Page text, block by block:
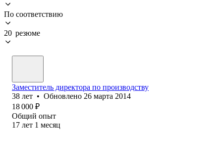
По соответствию
20 резюме
Заместитель директора по производству
38 лет • Обновлено 26 марта 2014
18 000 ₽
Общий опыт
17 лет 1 месяц